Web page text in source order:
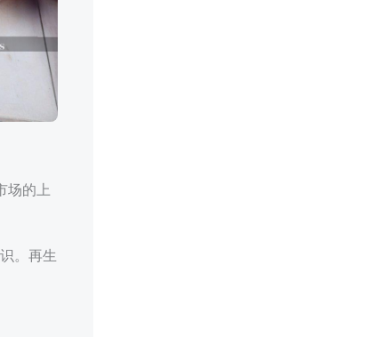
场的上
。再生